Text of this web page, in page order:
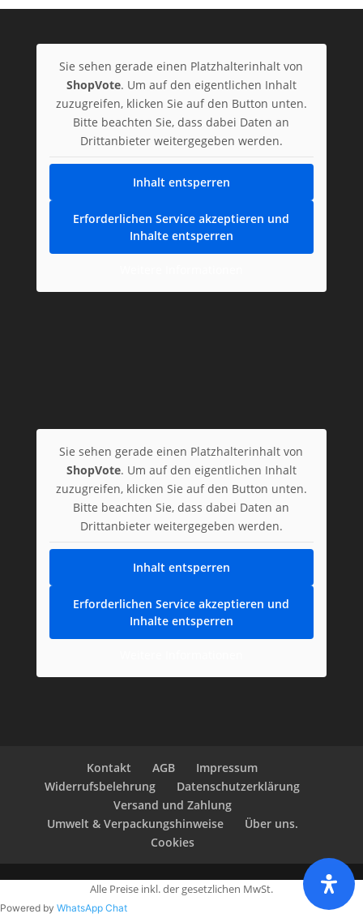
Sie sehen gerade einen Platzhalterinhalt von
ShopVote. Um auf den eigentlichen Inhalt
zuzugreifen, klicken Sie auf den Button unten.
Bitte beachten Sie, dass dabei Daten an
Drittanbieter weitergegeben werden.
Inhalt entsperren
Erforderlichen Service akzeptieren und
Inhalte entsperren
Sie sehen gerade einen Platzhalterinhalt von
ShopVote. Um auf den eigentlichen Inhalt
zuzugreifen, klicken Sie auf den Button unten.
Bitte beachten Sie, dass dabei Daten an
Drittanbieter weitergegeben werden.
Inhalt entsperren
Erforderlichen Service akzeptieren und
Inhalte entsperren
Kontakt AGB
Impressum
Widerrufsbelehrung
Datenschutzerklärung
Versand und Zahlung
Umwelt & Verpackungshinweise
Über uns.
Cookies
Alle Preise inkl. der gesetzlichen MwSt.
Powered by WhatsApp Chat